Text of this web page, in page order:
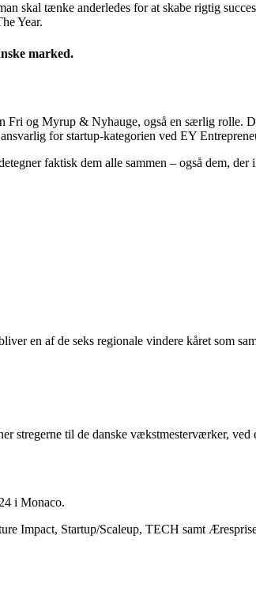
skal tænke anderledes for at skabe rigtig
Year.
marked.
Fri og Myrup & Nyhauge, også en særlig rolle.
for startup-kategorien ved EY
faktisk dem alle sammen – også dem, der
en af de seks regionale vindere kåret som
stregerne til de danske vækstmesterværker,
i Monaco.
Impact, Startup/Scaleup, TECH samt